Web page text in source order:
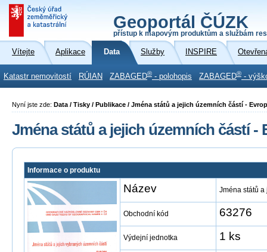
Geoportál ČÚZK
přístup k mapovým produktům a službám
Vítejte Aplikace Data Služby INSPIRE
Katastr nemovitostí RÚIAN ZABAGED® - polohopis ZABAGED® -
Nyní jste zde: Data / Tisky / Publikace / Jména států a jejich územních částí -
Jména států a jejich územních částí -
Informace o produktu
Název Jména států
Obchodní kód 63276
Výdejní jednotka 1 ks